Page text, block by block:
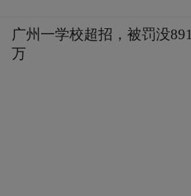
广州一学校超招，被罚没891
万